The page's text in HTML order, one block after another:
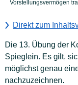
Vorstellungsvermögen
Direkt zum
Die 13. Übung der
Spieglein. Es gilt,
möglichst genau
nachzuzeichnen.